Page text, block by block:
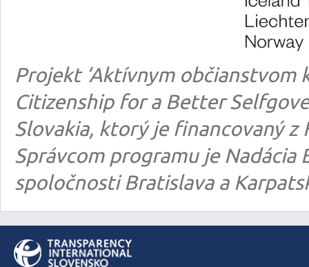
Projekt ‘Aktívnym občianstvom
Citizenship for a Better
Slovakia, ktorý je financovaný z
Správcom programu je
spoločnosti Bratislava a